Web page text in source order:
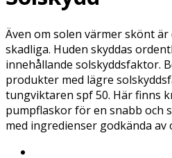
Även om solen värmer skönt
skadliga. Huden skyddas
innehållande solskyddsfaktor.
produkter med lägre
tungviktaren spf 50. Här finns
pumpflaskor för en snabb och
med ingredienser godkända av